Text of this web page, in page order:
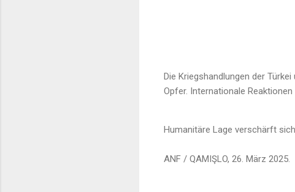
Die Kriegshandlungen der
Opfer. Internationale
Humanitäre Lage verschärft sich
ANF / QAMIŞLO, 26. März 2025.